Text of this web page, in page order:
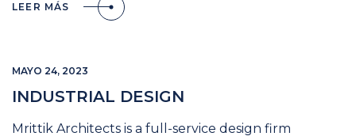
LEER MÁS
MAYO 24, 2023
INDUSTRIAL DESIGN
Mrittik Architects is a full-service design firm